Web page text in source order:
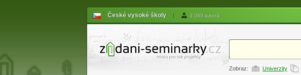
České vysoké školy | 3 060 autorů
Zobraz: Univerzity